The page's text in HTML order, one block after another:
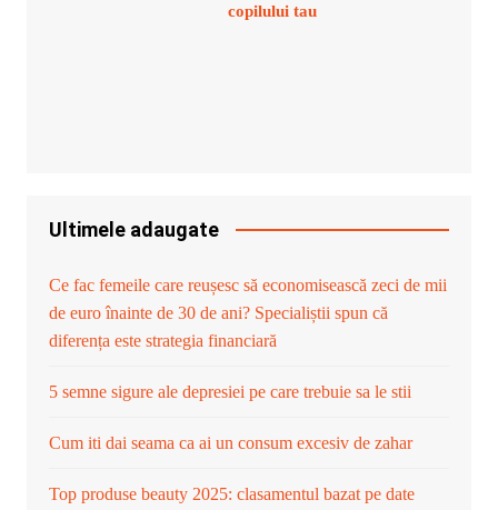
copilului tau
Ultimele adaugate
Ce fac femeile care reușesc să economisească zeci de mii
de euro înainte de 30 de ani? Specialiștii spun că
diferența este strategia financiară
5 semne sigure ale depresiei pe care trebuie sa le stii
Cum iti dai seama ca ai un consum excesiv de zahar
Top produse beauty 2025: clasamentul bazat pe date